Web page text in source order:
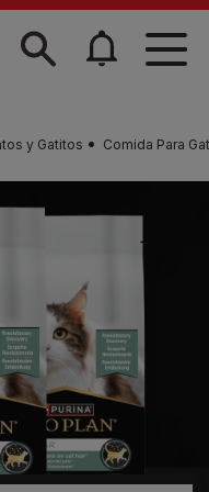
y Gatitos Comida Para